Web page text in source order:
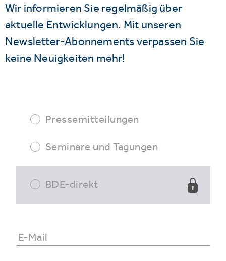
Wir informieren Sie regelmäßig über
aktuelle Entwicklungen. Mit unseren
Newsletter-Abonnements verpassen Sie
keine Neuigkeiten mehr!
Pressemitteilungen
Seminare und Tagungen
BDE-direkt